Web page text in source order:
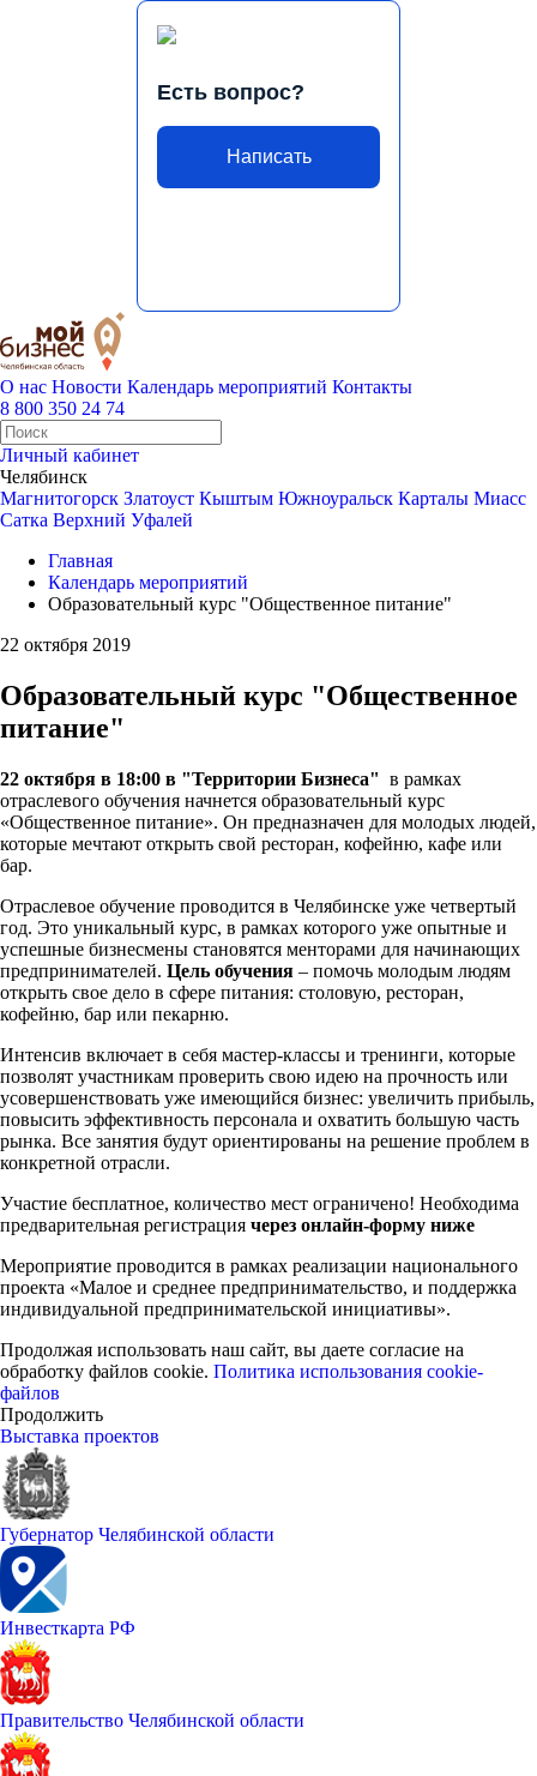
Есть вопрос?
Написать
О нас Новости Календарь мероприятий Контакты
8 800 350 24 74
Личный кабинет
Челябинск
Магнитогорск Златоуст Кыштым Южноуральск Карталы Миасс
Сатка Верхний Уфалей
Главная
Календарь мероприятий
Образовательный курс "Общественное питание"
22 октября 2019
Образовательный курс "Общественное
питание"
22 октября в 18:00 в "Территории Бизнеса" в рамках
отраслевого обучения начнется образовательный курс
«Общественное питание». Он предназначен для молодых людей,
которые мечтают открыть свой ресторан, кофейню, кафе или
бар.
Отраслевое обучение проводится в Челябинске уже четвертый
год. Это уникальный курс, в рамках которого уже опытные и
успешные бизнесмены становятся менторами для начинающих
предпринимателей. Цель обучения – помочь молодым людям
открыть свое дело в сфере питания: столовую, ресторан,
кофейню, бар или пекарню.
Интенсив включает в себя мастер-классы и тренинги, которые
позволят участникам проверить свою идею на прочность или
усовершенствовать уже имеющийся бизнес: увеличить прибыль,
повысить эффективность персонала и охватить большую часть
рынка. Все занятия будут ориентированы на решение проблем в
конкретной отрасли.
Участие бесплатное, количество мест ограничено! Необходима
предварительная регистрация через онлайн-форму ниже
Мероприятие проводится в рамках реализации национального
проекта «Малое и среднее предпринимательство, и поддержка
индивидуальной предпринимательской инициативы».
Продолжая использовать наш сайт, вы даете согласие на
обработку файлов cookie. Политика использования cookie-
файлов
Продолжить
Выставка проектов
Губернатор Челябинской области
Инвесткарта РФ
Правительство Челябинской области